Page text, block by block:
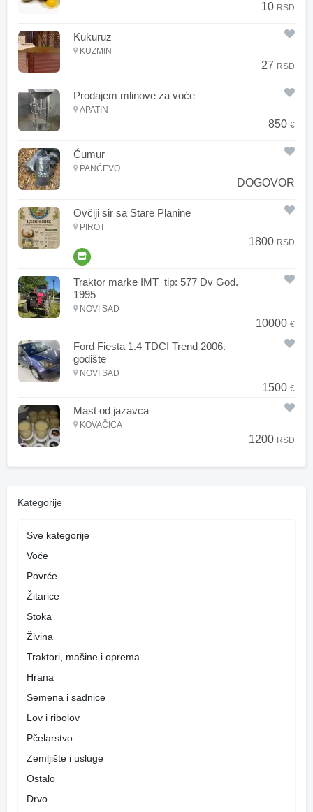
10 RSD
Kukuruz
KUZMIN
27 RSD
Prodajem mlinove za voće
APATIN
850 €
Ćumur
PANČEVO
DOGOVOR
Ovčiji sir sa Stare Planine
PIROT
1800 RSD
Traktor marke IMT tip: 577 Dv God.
1995
NOVI SAD
10000 €
Ford Fiesta 1.4 TDCI Trend 2006.
godište
NOVI SAD
1500 €
Mast od jazavca
KOVAČICA
1200 RSD
Kategorije
Sve kategorije
Voće
Povrće
Žitarice
Stoka
Živina
Traktori, mašine i oprema
Hrana
Semena i sadnice
Lov i ribolov
Pčelarstvo
Zemljište i usluge
Ostalo
Drvo